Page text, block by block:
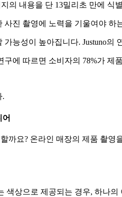
의 내용을 단 13밀리초 만에
진 촬영에 노력을 기울여야 하
능성이 높아집니다. Justuno
구에 따르면 소비자의 78%가 제
.
까요? 온라인 매장의 제품 촬
색상으로 제공되는 경우, 하나